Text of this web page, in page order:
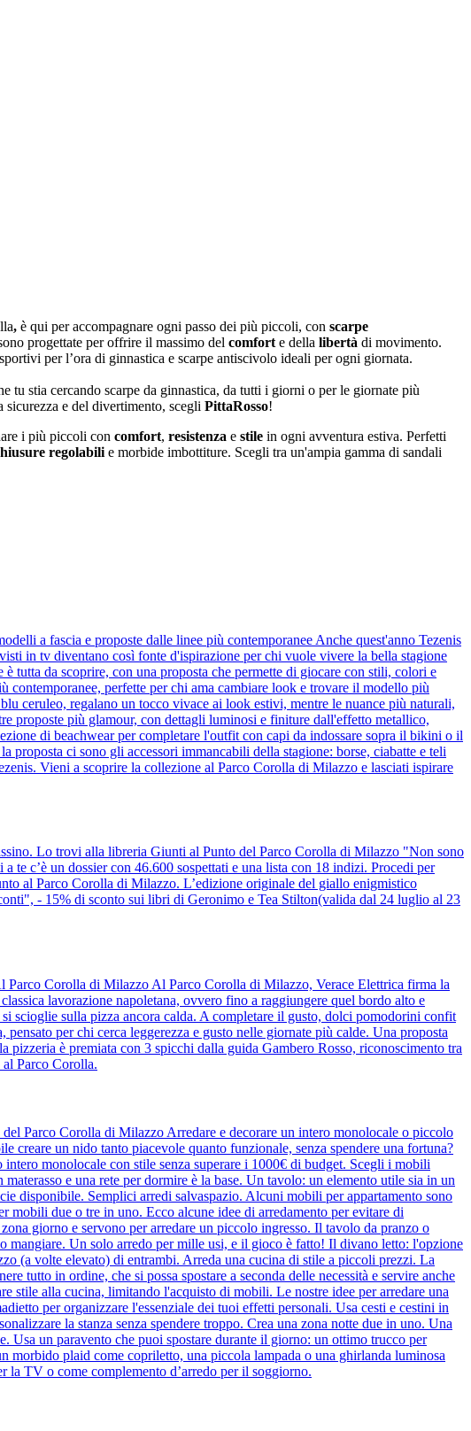
, è qui per accompagnare ogni passo dei più piccoli, con scarpe
progettate per offrire il massimo del comforte della libertà di movimento.
per l’ora di ginnastica e scarpe antiscivolo ideali per ogni giornata.
stia cercando scarpe da ginnastica, da tutti i giorni o per le giornate più
sicurezza e del divertimento, scegli PittaRosso!
i più piccoli con comfort, resistenza e stile in ogni avventura estiva. Perfetti
regolabilie morbide imbottiture. Scegli tra un'ampia gamma di sandali
a fascia e proposte dalle linee più contemporanee Anche quest'anno Tezenis
in tv diventano così fonte d'ispirazione per chi vuole vivere la bella stagione
tutta da scoprire, con una proposta che permette di giocare con stili, colori e
perfette per chi ama cambiare look e trovare il modello più
ceruleo, regalano un tocco vivace ai look estivi, mentre le nuance più naturali,
proposte più glamour, con dettagli luminosi e finiture dall'effetto metallico,
di beachwear per completare l'outfit con capi da indossare sopra il bikini o il
proposta ci sono gli accessori immancabili della stagione: borse, ciabatte e teli
Vieni a scoprire la collezione al Parco Corolla di Milazzo e lasciati ispirare
Lo trovi alla libreria Giunti al Punto del Parco Corolla di Milazzo "Non sono
c’è un dossier con 46.600 sospettati e una lista con 18 indizi. Procedi per
al Parco Corolla di Milazzo. L’edizione originale del giallo enigmistico
- 15% di sconto sui libri di Geronimo e Tea Stilton(valida dal 24 luglio al 23
Parco Corolla di Milazzo Al Parco Corolla di Milazzo, Verace Elettrica firma la
lavorazione napoletana, ovvero fino a raggiungere quel bordo alto e
scioglie sulla pizza ancora calda. A completare il gusto, dolci pomodorini confit
per chi cerca leggerezza e gusto nelle giornate più calde. Una proposta
è premiata con 3 spicchi dalla guida Gambero Rosso, riconoscimento tra
Parco Corolla.
Parco Corolla di Milazzo Arredare e decorare un intero monolocale o piccolo
creare un nido tanto piacevole quanto funzionale, senza spendere una fortuna?
monolocale con stile senza superare i 1000€ di budget. Scegli i mobili
e una rete per dormire è la base. Un tavolo: un elemento utile sia in un
disponibile. Semplici arredi salvaspazio. Alcuni mobili per appartamento sono
due o tre in uno. Ecco alcune idee di arredamento per evitare di
giorno e servono per arredare un piccolo ingresso. Il tavolo da pranzo o
mangiare. Un solo arredo per mille usi, e il gioco è fatto! Il divano letto: l'opzione
(a volte elevato) di entrambi. Arreda una cucina di stile a piccoli prezzi. La
tutto in ordine, che si possa spostare a seconda delle necessità e servire anche
stile alla cucina, limitando l'acquisto di mobili. Le nostre idee per arredare una
per organizzare l'essenziale dei tuoi effetti personali. Usa cesti e cestini in
la stanza senza spendere troppo. Crea una zona notte due in uno. Una
Usa un paravento che puoi spostare durante il giorno: un ottimo trucco per
morbido plaid come copriletto, una piccola lampada o una ghirlanda luminosa
la TV o come complemento d’arredo per il soggiorno.